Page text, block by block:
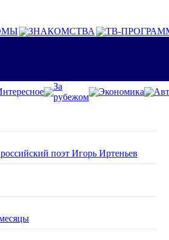
ЗНАКОМСТВА ТВ-
За
рубежом
Экономика
поэт Игорь Иртеньев